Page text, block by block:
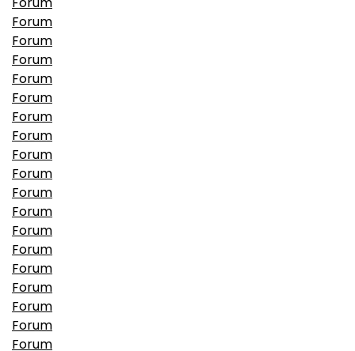
Forum
Forum
Forum
Forum
Forum
Forum
Forum
Forum
Forum
Forum
Forum
Forum
Forum
Forum
Forum
Forum
Forum
Forum